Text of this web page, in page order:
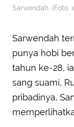
Sarwendah. (Foto:
Sarwendah
punya hobi
tahun ke-28,
sang suami,
pribadinya,